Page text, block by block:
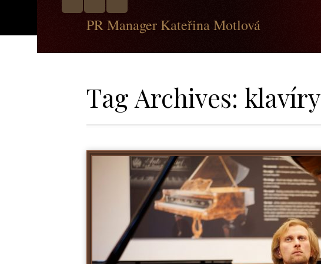
PR Manager Kateřina Motlová
Tag Archives: klavíry